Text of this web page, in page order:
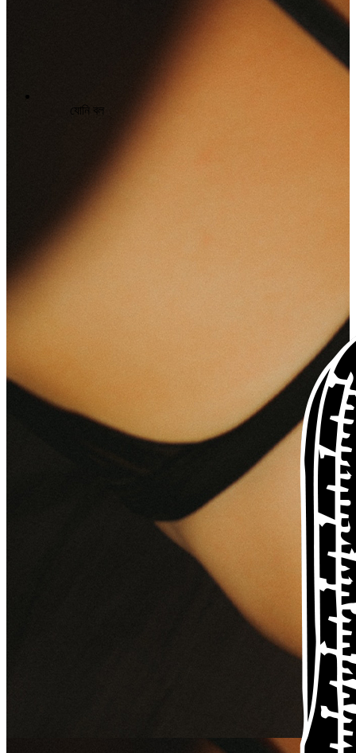
যোনি বল